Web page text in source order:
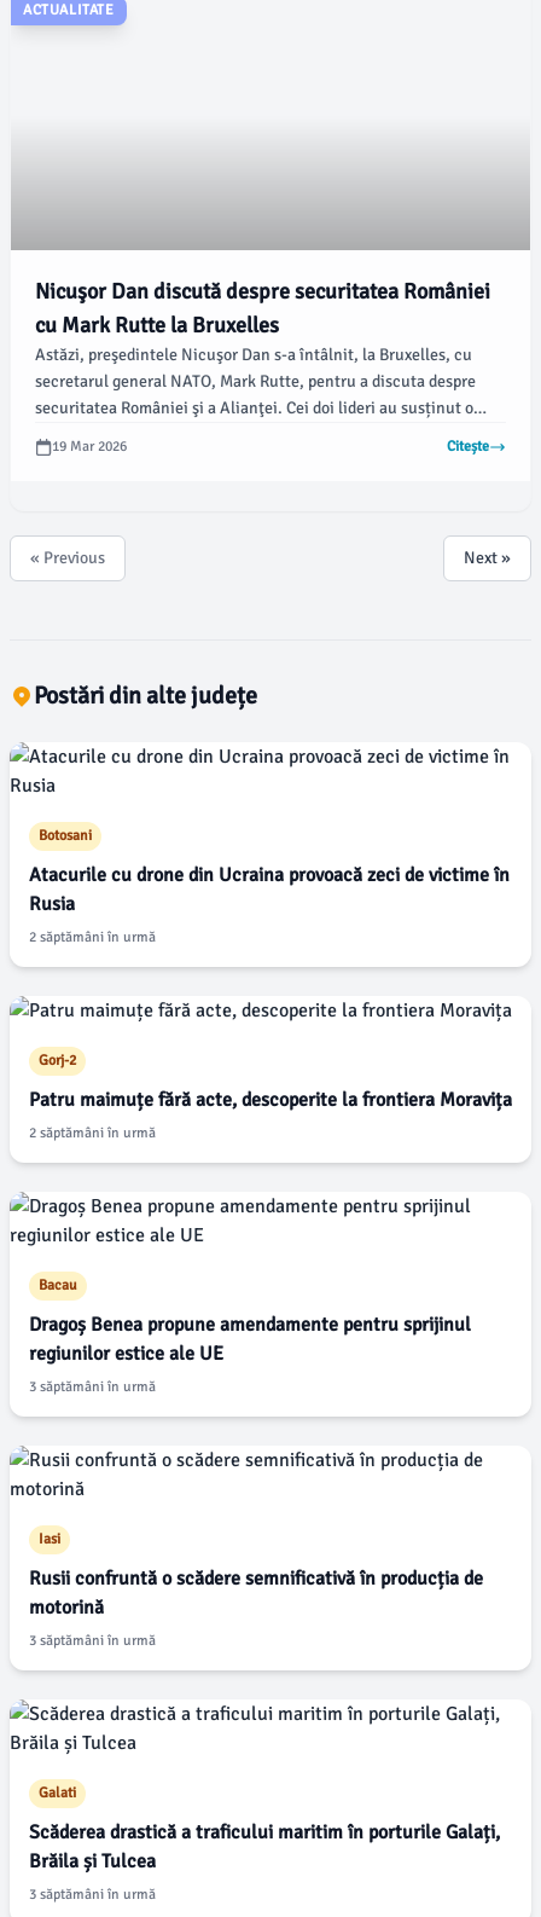
ACTUALITATE
Nicuşor Dan discută despre securitatea României
cu Mark Rutte la Bruxelles
Astăzi, preşedintele Nicuşor Dan s-a întâlnit, la Bruxelles, cu
secretarul general NATO, Mark Rutte, pentru a discuta despre
securitatea României şi a Alianţei. Cei doi lideri au susținut o
conferință de presă comună, unde au prezentat subiectele
abordate, conform damboviteanul.com.
19 Mar 2026 Citește
« Previous Next »
Postări din alte județe
Botosani
Atacurile cu drone din Ucraina provoacă zeci de victime în
Rusia
2 săptămâni în urmă
Gorj-2
Patru maimuțe fără acte, descoperite la frontiera Moravița
2 săptămâni în urmă
Bacau
Dragoș Benea propune amendamente pentru sprijinul
regiunilor estice ale UE
3 săptămâni în urmă
Iasi
Rusii confruntă o scădere semnificativă în producția de
motorină
3 săptămâni în urmă
Galati
Scăderea drastică a traficului maritim în porturile Galați,
Brăila și Tulcea
3 săptămâni în urmă